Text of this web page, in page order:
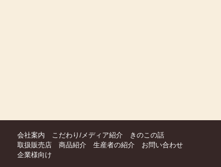
会社案内 こだわり/メディア紹介
きのこの話
取扱販売店
商品紹介 生産者の紹介
お問い合わせ
企業様向け